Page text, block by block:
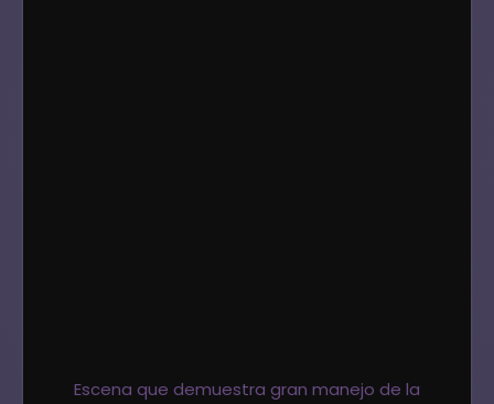
Escena que demuestra gran manejo de la